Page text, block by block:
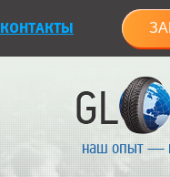
КОНТАКТЫ
наш опыт —